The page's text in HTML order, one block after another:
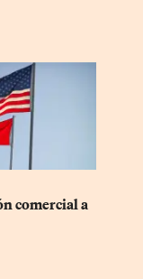
comercial a